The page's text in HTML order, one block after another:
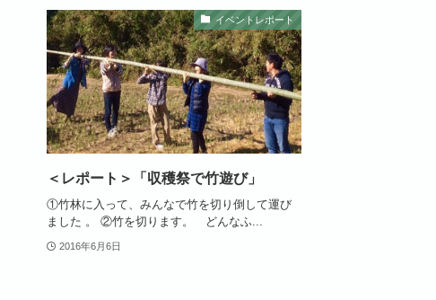
イベントレポート
＜レポート＞「収穫祭で竹遊び」
①竹林に入って、みんなで竹を切り倒して運び
ました 。 ②竹を切ります。 どんなふ...
2016年6月6日